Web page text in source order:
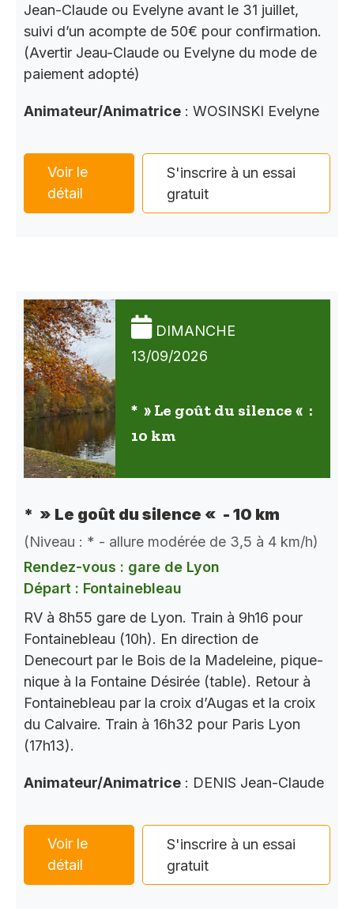
Jean-Claude ou Evelyne avant le 31 juillet,
suivi d’un acompte de 50€ pour confirmation.
(Avertir Jeau-Claude ou Evelyne du mode de
paiement adopté)
Animateur/Animatrice : WOSINSKI Evelyne
Voir le
détail
S'inscrire à un essai
gratuit
DIMANCHE
13/09/2026
* » Le goût du silence « :
10 km
* » Le goût du silence « - 10 km
(Niveau : * - allure modérée de 3,5 à 4 km/h)
Rendez-vous : gare de Lyon
Départ : Fontainebleau
RV à 8h55 gare de Lyon. Train à 9h16 pour
Fontainebleau (10h). En direction de
Denecourt par le Bois de la Madeleine, pique-
nique à la Fontaine Désirée (table). Retour à
Fontainebleau par la croix d’Augas et la croix
du Calvaire. Train à 16h32 pour Paris Lyon
(17h13).
Animateur/Animatrice : DENIS Jean-Claude
Voir le
détail
S'inscrire à un essai
gratuit